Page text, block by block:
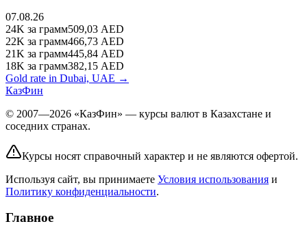
07.08.26
24K за грамм509,03 AED
22K за грамм466,73 AED
21K за грамм445,84 AED
18K за грамм382,15 AED
Gold rate in Dubai, UAE →
КазФин
© 2007—2026 «КазФин» — курсы валют в Казахстане и
соседних странах.
Курсы носят справочный характер и не являются офертой.
Используя сайт, вы принимаете Условия использования и
Политику конфиденциальности.
Главное